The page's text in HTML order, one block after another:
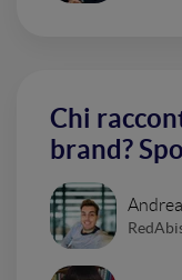
Chi
brand?